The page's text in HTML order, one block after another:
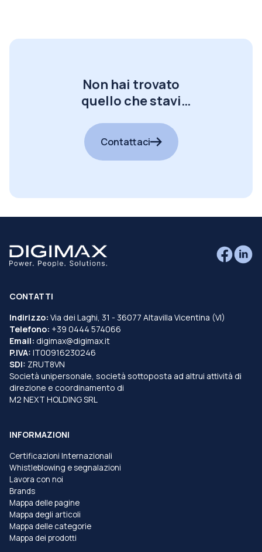
Non hai trovato
quello che stavi
Contattaci
CONTATTI
Indirizzo: Via dei Laghi, 31 - 36077 Altavilla Vicentina (VI)
Telefono: +39 0444 574066
Email: digimax@digimax.it
P.IVA: IT00916230246
SDI: ZRUT8VN
Società unipersonale, società sottoposta ad altrui attività di
direzione e coordinamento di
M2 NEXT HOLDING SRL
INFORMAZIONI
Certificazioni Internazionali
Whistleblowing e segnalazioni
Lavora con noi
Brands
Mappa delle pagine
Mappa degli articoli
Mappa delle categorie
Mappa dei prodotti